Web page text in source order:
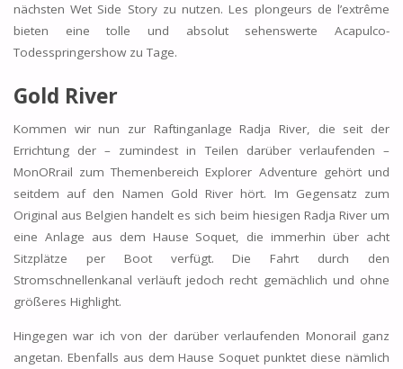
nächsten Wet Side Story zu nutzen. Les plongeurs de l’extrême
bieten eine tolle und absolut sehenswerte Acapulco-
Todesspringershow zu Tage.
Gold River
Kommen wir nun zur Raftinganlage Radja River, die seit der
Errichtung der – zumindest in Teilen darüber verlaufenden –
MonORrail zum Themenbereich Explorer Adventure gehört und
seitdem auf den Namen Gold River hört. Im Gegensatz zum
Original aus Belgien handelt es sich beim hiesigen Radja River um
eine Anlage aus dem Hause Soquet, die immerhin über acht
Sitzplätze per Boot verfügt. Die Fahrt durch den
Stromschnellenkanal verläuft jedoch recht gemächlich und ohne
größeres Highlight.
Hingegen war ich von der darüber verlaufenden Monorail ganz
angetan. Ebenfalls aus dem Hause Soquet punktet diese nämlich